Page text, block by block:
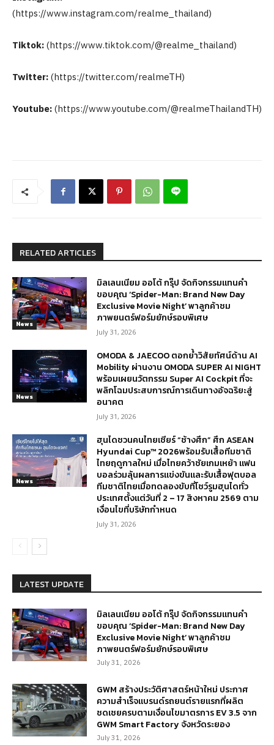
(https://www.instagram.com/realme_thailand)
Tiktok:(https://www.tiktok.com/@realme_thailand)
Twitter:(https://twitter.com/realmeTH)
Youtube:(https://www.youtube.com/@realmeThailandTH)
RELATED ARTICLES
News
มิลเลนเนียม ออโต้ กรุ๊ป จัดกิจกรรมแทนคำ
ขอบคุณ ‘Spider-Man: Brand New Day
Exclusive Movie Night’ พาลูกค้าชม
ภาพยนตร์ฟอร์มยักษ์รอบพิเศษ
July 31, 2026
News
OMODA & JAECOO ตอกย้ำวิสัยทัศน์ด้าน AI
Mobility ผ่านงาน OMODA SUPER AI NIGHT
พร้อมเผยนวัตกรรม Super AI Cockpit ที่จะ
พลิกโฉมประสบการณ์การเดินทางอัจฉริยะสู่
อนาคต
July 31, 2026
News
ฮุนไดชวนคนไทยเชียร์ “ช้างศึก” ศึก ASEAN
Hyundai Cup™ 2026พร้อมรับเสื้อทีมชาติ
ไทยฤดูกาลใหม่ เมื่อไทยคว้าชัยเกมเหย้า แฟน
บอลร่วมลุ้นผลการแข่งขันและรับเสื้อฟุตบอล
ทีมชาติไทยเมื่อทดลองขับที่โชว์รูมฮุนไดทั่ว
ประเทศตั้งแต่วันที่ 2 – 17 สิงหาคม 2569 ตาม
เงื่อนไขที่บริษัทกำหนด
July 31, 2026
LATEST UPDATE
มิลเลนเนียม ออโต้ กรุ๊ป จัดกิจกรรมแทนคำ
ขอบคุณ ‘Spider-Man: Brand New Day
Exclusive Movie Night’ พาลูกค้าชม
ภาพยนตร์ฟอร์มยักษ์รอบพิเศษ
July 31, 2026
GWM สร้างประวัติศาสตร์หน้าใหม่ ประกาศ
ความสำเร็จแบรนด์รถยนต์รายแรกที่ผลิต
ชดเชยครบตามเงื่อนไขมาตรการ EV 3.5 จาก
GWM Smart Factory จังหวัดระยอง
July 31, 2026